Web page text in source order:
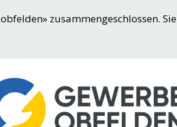
zusammengeschlossen. Sie